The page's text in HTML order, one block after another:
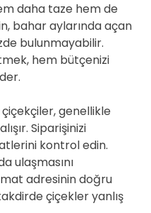
daha taze hem de
bahar aylarında açan
bulunmayabilir.
hem bütçenizi
genellikle
Siparişinizi
kontrol edin.
ulaşmasını
adresinin doğru
çiçekler yanlış